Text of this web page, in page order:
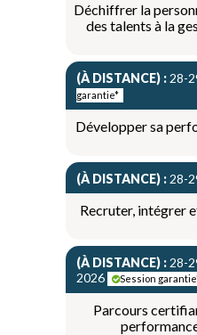
Déchiffrer la
des talents à la
(À DISTANCE) : 28-
garantie*
Développer sa
(À DISTANCE) : 28-
Recruter, intégrer
(À DISTANCE) : 28-
2026
Session
Parcours